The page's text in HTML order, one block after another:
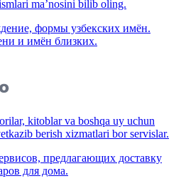
ma’nosini bilib oling.
формы узбекских имён.
и имён близких.
kitoblar va boshqa uy uchun
berish xizmatlari bor servislar.
предлагающих доставку
для дома.